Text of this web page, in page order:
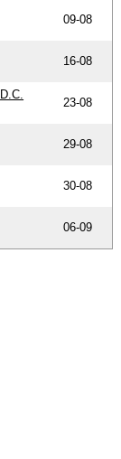
09-08
16-08
23-08
29-08
30-08
06-09